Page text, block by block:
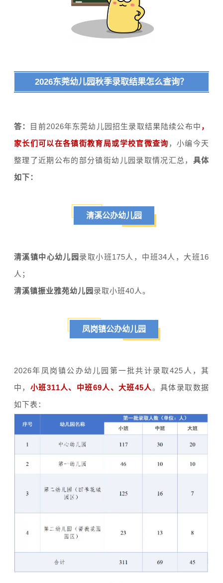
2026东莞幼儿园秋季录取结果怎么查询？
答： 目前2026年东莞幼儿园招生录取结果陆续公布中 ，
家长们可以在各镇街教育局或学校官微查询 ，小编今天
整理了近期公布的部分镇街幼儿园录取情况汇总， 具体
如下：
清溪公办幼儿园
清溪镇中心幼儿园 录取小班175人，中班34人，大班16
人；
清溪镇振业雅苑幼儿园 录取小班40人。
凤岗镇公办幼儿园
2026年凤岗镇公办幼儿园第一批共计录取425人，其
中， 小班311人、中班69人、大班45人。具体录取数据
如下表：